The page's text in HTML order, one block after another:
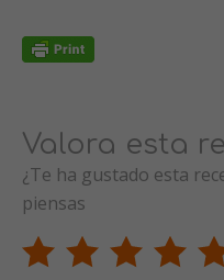
Valora esta
¿Te ha gustado esta
piensas